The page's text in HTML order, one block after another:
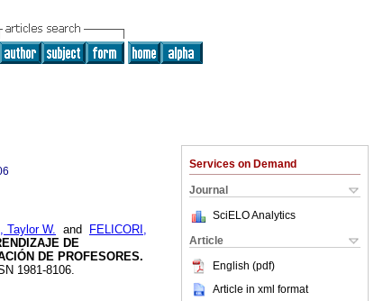
Services on Demand
Journal
SciELO Analytics
Article
English (pdf)
Article in xml format
Taylor W. and
FELICORI,
DE
DE PROFESORES.
1981-8106.